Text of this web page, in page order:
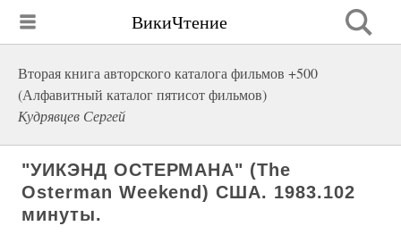
ВикиЧтение
Вторая книга авторского каталога фильмов +500
(Алфавитный каталог пятисот фильмов)
Кудрявцев Сергей
"УИКЭНД ОСТЕРМАНА" (The
Osterman Weekend) США. 1983.102
минуты.